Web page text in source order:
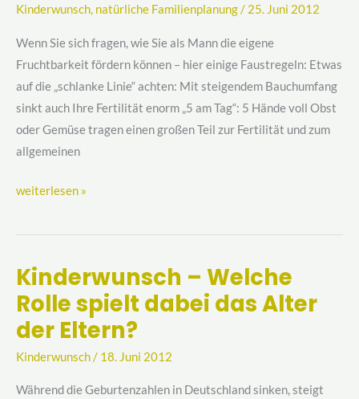
Kinderwunsch, natürliche Familienplanung/ 25. Juni 2012
Wenn Sie sich fragen, wie Sie als Mann die eigene
Fruchtbarkeit fördern können – hier einige Faustregeln: Etwas
auf die „schlanke Linie“ achten: Mit steigendem Bauchumfang
sinkt auch Ihre Fertilität enorm „5 am Tag“: 5 Hände voll Obst
oder Gemüse tragen einen großen Teil zur Fertilität und zum
allgemeinen
„Use
it
or
lose
it“
weiterlesen »
Kinderwunsch – Welche
Rolle spielt dabei das Alter
der Eltern?
Kinderwunsch/ 18. Juni 2012
Während die Geburtenzahlen in Deutschland sinken, steigt
Kinderwunsch
–
Rolle
spielt
dabei